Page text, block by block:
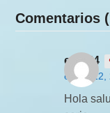
Comentarios
enid44
enero 22,
Hola